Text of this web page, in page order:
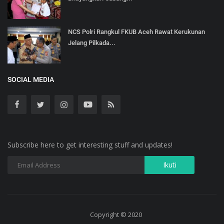
NCS Polri Rangkul FKUB Aceh Rawat Kerukunan
Jelang Pilkada...
SOCIAL MEDIA
Subscribe here to get interesting stuff and updates!
Copyright © 2020